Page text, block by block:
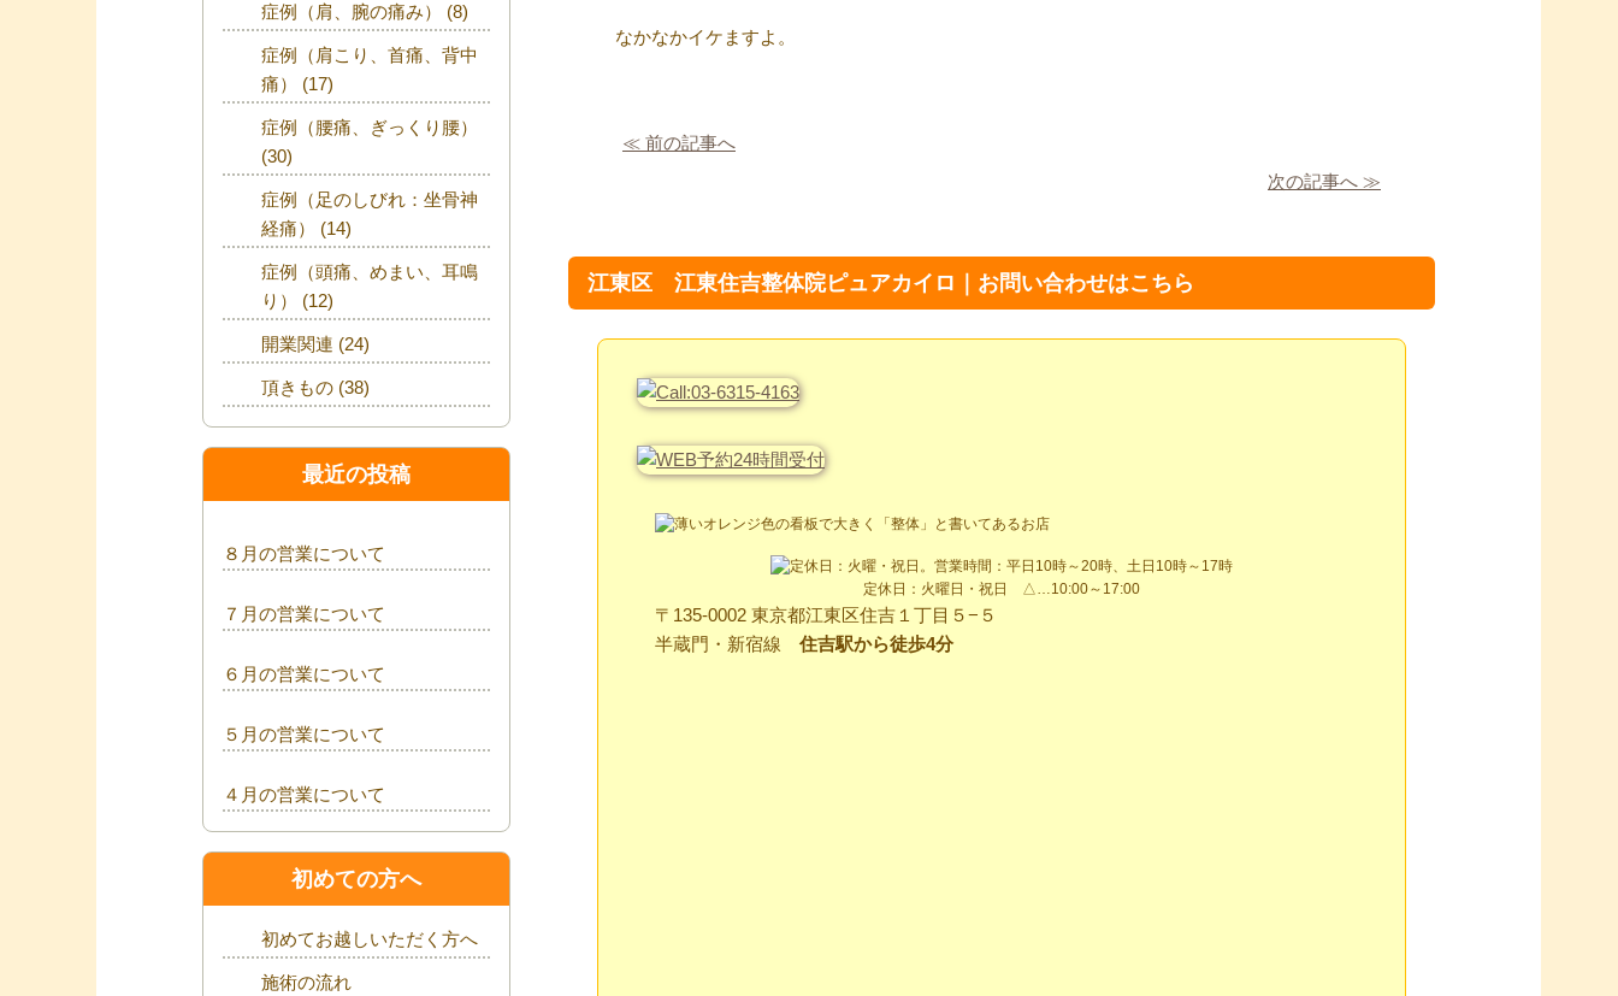
なかなかイケますよ。
≪ 前の記事へ
次の記事へ ≫
江東区 江東住吉整体院ピュアカイロ｜お問い合わせはこちら
定休日：火曜日・祝日 △…10:00～17:00
〒135-0002 東京都江東区住吉１丁目５−５
半蔵門・新宿線住吉駅から徒歩4分
症例（肩、腕の痛み） (8)
症例（肩こり、首痛、背中
痛）
(17)
症例（腰痛、ぎっくり腰）
(30)
症例（足のしびれ：坐骨神
経痛）
(14)
症例（頭痛、めまい、耳鳴
り）
(12)
開業関連 (24)
頂きもの (38)
最近の投稿
８月の営業について
７月の営業について
６月の営業について
５月の営業について
４月の営業について
初めての方へ
初めてお越しいただく方へ
施術の流れ